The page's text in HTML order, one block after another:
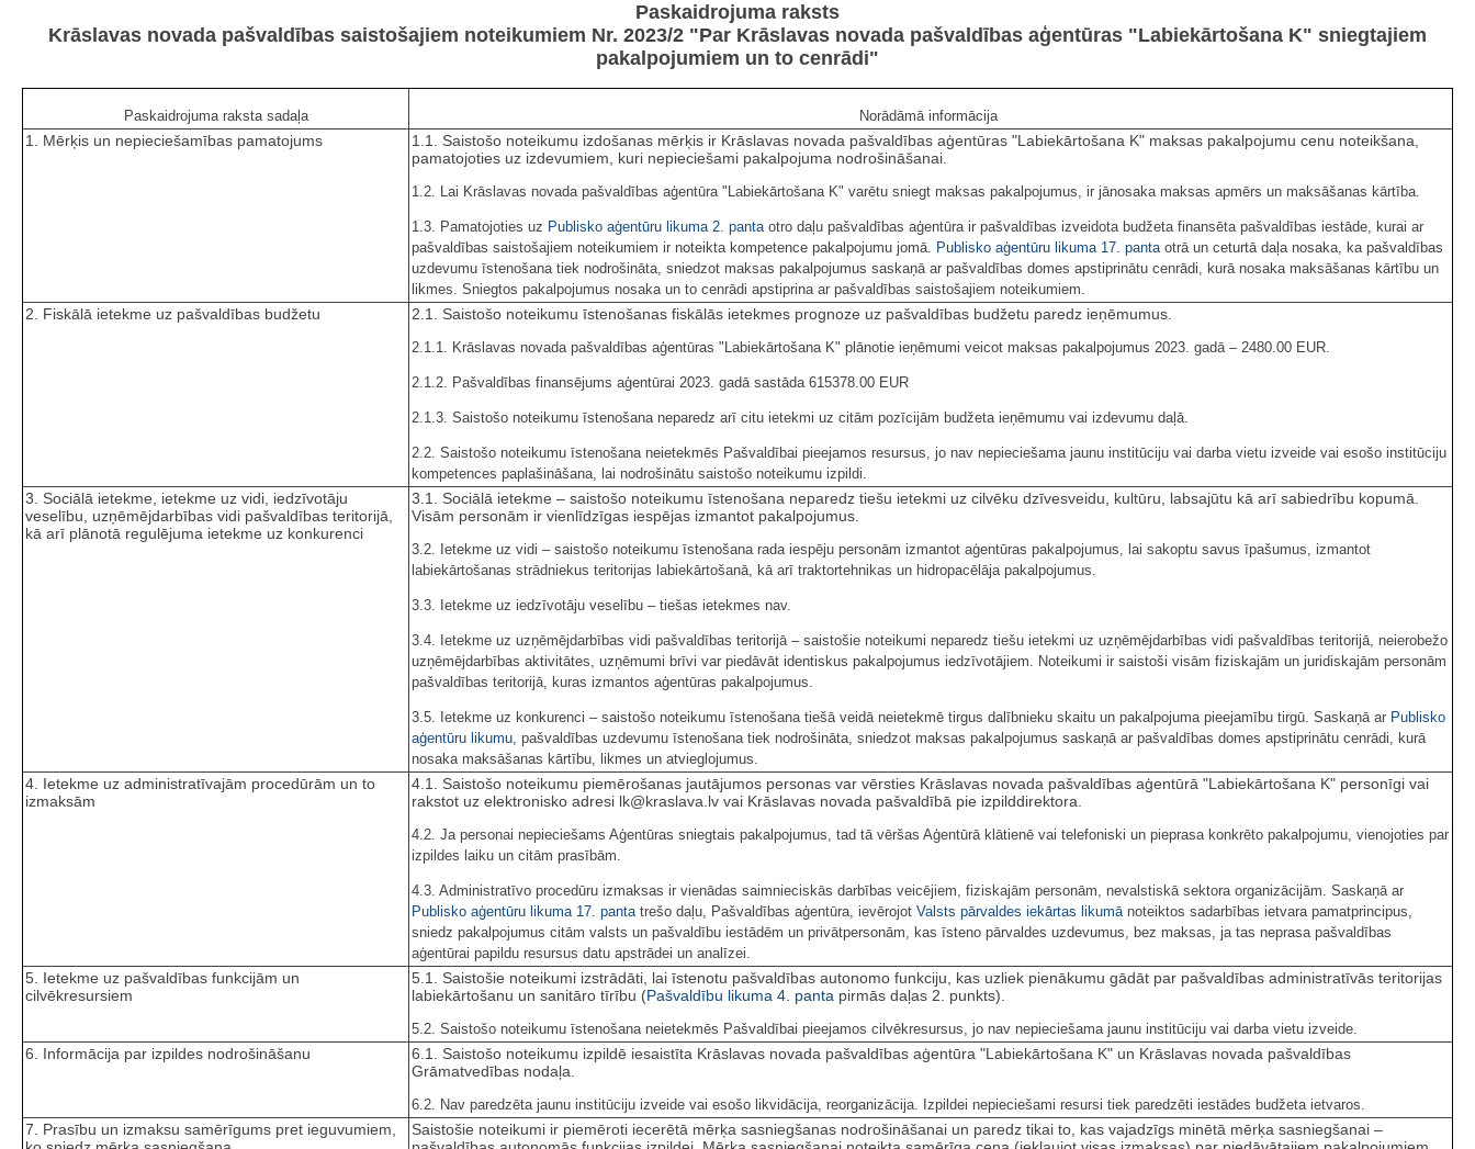
Paskaidrojuma raksts
Krāslavas novada pašvaldības saistošajiem noteikumiem Nr. 2023/2 "Par Krāslavas novada pašvaldības aģentūras "Labiekārtošana K" sniegtajiem
pakalpojumiem un to cenrādi"
Paskaidrojuma raksta sadaļa Norādāmā informācija
1. Mērķis un nepieciešamības pamatojums
1.1. Saistošo noteikumu izdošanas mērķis ir Krāslavas novada pašvaldības aģentūras "Labiekārtošana K" maksas pakalpojumu cenu noteikšana,
pamatojoties uz izdevumiem, kuri nepieciešami pakalpojuma nodrošināšanai.
1.2. Lai Krāslavas novada pašvaldības aģentūra "Labiekārtošana K" varētu sniegt maksas pakalpojumus, ir jānosaka maksas apmērs un maksāšanas kārtība.
1.3. Pamatojoties uz Publisko aģentūru likuma 2. pantaotro daļu pašvaldības aģentūra ir pašvaldības izveidota budžeta finansēta pašvaldības iestāde, kurai ar
pašvaldības saistošajiem noteikumiem ir noteikta kompetence pakalpojumu jomā. Publisko aģentūru likuma 17. pantaotrā un ceturtā daļa nosaka, ka pašvaldības
uzdevumu īstenošana tiek nodrošināta, sniedzot maksas pakalpojumus saskaņā ar pašvaldības domes apstiprinātu cenrādi, kurā nosaka maksāšanas kārtību un
likmes. Sniegtos pakalpojumus nosaka un to cenrādi apstiprina ar pašvaldības saistošajiem noteikumiem.
2. Fiskālā ietekme uz pašvaldības budžetu 2.1. Saistošo noteikumu īstenošanas fiskālās ietekmes prognoze uz pašvaldības budžetu paredz ieņēmumus.
2.1.1. Krāslavas novada pašvaldības aģentūras "Labiekārtošana K" plānotie ieņēmumi veicot maksas pakalpojumus 2023. gadā – 2480.00 EUR.
2.1.2. Pašvaldības finansējums aģentūrai 2023. gadā sastāda 615378.00 EUR
2.1.3. Saistošo noteikumu īstenošana neparedz arī citu ietekmi uz citām pozīcijām budžeta ieņēmumu vai izdevumu daļā.
2.2. Saistošo noteikumu īstenošana neietekmēs Pašvaldībai pieejamos resursus, jo nav nepieciešama jaunu institūciju vai darba vietu izveide vai esošo institūciju
kompetences paplašināšana, lai nodrošinātu saistošo noteikumu izpildi.
3. Sociālā ietekme, ietekme uz vidi, iedzīvotāju
veselību, uzņēmējdarbības vidi pašvaldības teritorijā,
kā arī plānotā regulējuma ietekme uz konkurenci
3.1. Sociālā ietekme – saistošo noteikumu īstenošana neparedz tiešu ietekmi uz cilvēku dzīvesveidu, kultūru, labsajūtu kā arī sabiedrību kopumā.
Visām personām ir vienlīdzīgas iespējas izmantot pakalpojumus.
3.2. Ietekme uz vidi – saistošo noteikumu īstenošana rada iespēju personām izmantot aģentūras pakalpojumus, lai sakoptu savus īpašumus, izmantot
labiekārtošanas strādniekus teritorijas labiekārtošanā, kā arī traktortehnikas un hidropacēlāja pakalpojumus.
3.3. Ietekme uz iedzīvotāju veselību – tiešas ietekmes nav.
3.4. Ietekme uz uzņēmējdarbības vidi pašvaldības teritorijā – saistošie noteikumi neparedz tiešu ietekmi uz uzņēmējdarbības vidi pašvaldības teritorijā, neierobežo
uzņēmējdarbības aktivitātes, uzņēmumi brīvi var piedāvāt identiskus pakalpojumus iedzīvotājiem. Noteikumi ir saistoši visām fiziskajām un juridiskajām personām
pašvaldības teritorijā, kuras izmantos aģentūras pakalpojumus.
3.5. Ietekme uz konkurenci – saistošo noteikumu īstenošana tiešā veidā neietekmē tirgus dalībnieku skaitu un pakalpojuma pieejamību tirgū. Saskaņā ar Publisko
aģentūru likumu, pašvaldības uzdevumu īstenošana tiek nodrošināta, sniedzot maksas pakalpojumus saskaņā ar pašvaldības domes apstiprinātu cenrādi, kurā
nosaka maksāšanas kārtību, likmes un atvieglojumus.
4. Ietekme uz administratīvajām procedūrām un to
izmaksām
4.1. Saistošo noteikumu piemērošanas jautājumos personas var vērsties Krāslavas novada pašvaldības aģentūrā "Labiekārtošana K" personīgi vai
rakstot uz elektronisko adresi lk@kraslava.lv vai Krāslavas novada pašvaldībā pie izpilddirektora.
4.2. Ja personai nepieciešams Aģentūras sniegtais pakalpojumus, tad tā vēršas Aģentūrā klātienē vai telefoniski un pieprasa konkrēto pakalpojumu, vienojoties par
izpildes laiku un citām prasībām.
4.3. Administratīvo procedūru izmaksas ir vienādas saimnieciskās darbības veicējiem, fiziskajām personām, nevalstiskā sektora organizācijām. Saskaņā ar
Publisko aģentūru likuma 17. pantatrešo daļu, Pašvaldības aģentūra, ievērojot Valsts pārvaldes iekārtas likumānoteiktos sadarbības ietvara pamatprincipus,
sniedz pakalpojumus citām valsts un pašvaldību iestādēm un privātpersonām, kas īsteno pārvaldes uzdevumus, bez maksas, ja tas neprasa pašvaldības
aģentūrai papildu resursus datu apstrādei un analīzei.
5. Ietekme uz pašvaldības funkcijām un
cilvēkresursiem
5.1. Saistošie noteikumi izstrādāti, lai īstenotu pašvaldības autonomo funkciju, kas uzliek pienākumu gādāt par pašvaldības administratīvās teritorijas
labiekārtošanu un sanitāro tīrību (Pašvaldību likuma 4. panta pirmās daļas 2. punkts).
5.2. Saistošo noteikumu īstenošana neietekmēs Pašvaldībai pieejamos cilvēkresursus, jo nav nepieciešama jaunu institūciju vai darba vietu izveide.
6. Informācija par izpildes nodrošināšanu
6.1. Saistošo noteikumu izpildē iesaistīta Krāslavas novada pašvaldības aģentūra "Labiekārtošana K" un Krāslavas novada pašvaldības
Grāmatvedības nodaļa.
6.2. Nav paredzēta jaunu institūciju izveide vai esošo likvidācija, reorganizācija. Izpildei nepieciešami resursi tiek paredzēti iestādes budžeta ietvaros.
7. Prasību un izmaksu samērīgums pret ieguvumiem,
Saistošie noteikumi ir piemēroti iecerētā mērķa sasniegšanas nodrošināšanai un paredz tikai to, kas vajadzīgs minētā mērķa sasniegšanai –